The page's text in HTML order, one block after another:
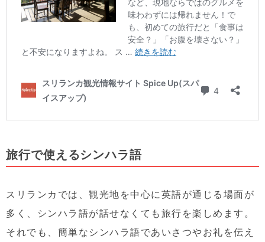
旅行で使えるシンハラ語
スリランカでは、観光地を中心に英語が通じる場面が
多く、シンハラ語が話せなくても旅行を楽しめます。
それでも、簡単なシンハラ語であいさつやお礼を伝え